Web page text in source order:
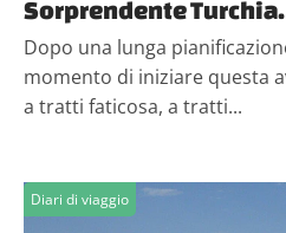
Sorprendente
Dopo una lunga
momento di iniziare questa
a tratti faticosa, a tratti...
Diari di viaggio